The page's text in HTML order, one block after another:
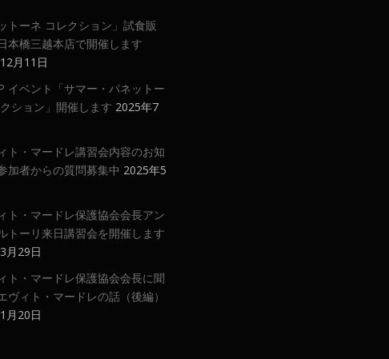
トーネ コレクション」試食販
本橋三越本店で開催します
月11日
イベント「サマー・パネットー
ション」開催します 2025年7
ト・マードレ講習会内容のお知
加者からの質問募集中 2025年5
ト・マードレ保護協会会長アン
トーリ来日講習会を開催します
月29日
ト・マードレ保護協会会長に聞
ヴィト・マードレの話（後編）
月20日